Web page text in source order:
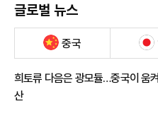
글로벌 뉴스
중국
희토류 다음은 광모듈…중국이 움
산